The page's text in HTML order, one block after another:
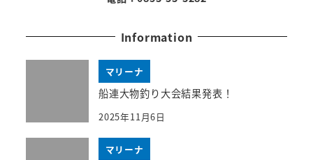
Information
マリーナ
船連大物釣り大会結果発表！
2025年11月6日
マリーナ